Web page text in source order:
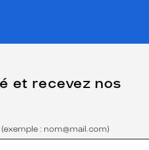
et recevez nos
(exemple : nom@mail.com)